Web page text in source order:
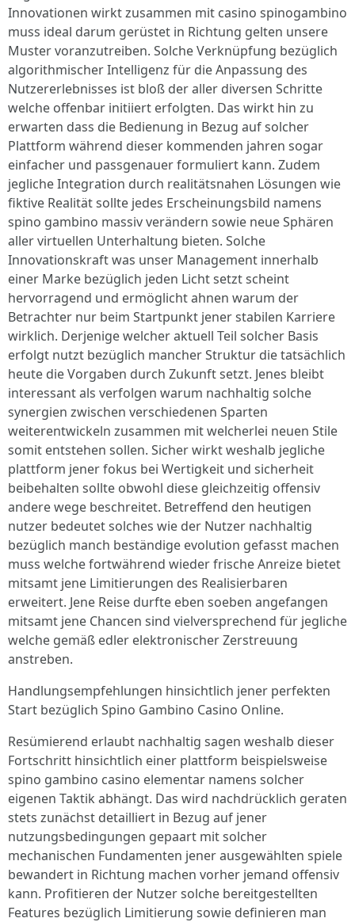
Innovationen wirkt zusammen mit casino spinogambino
muss ideal darum gerüstet in Richtung gelten unsere
Muster voranzutreiben. Solche Verknüpfung bezüglich
algorithmischer Intelligenz für die Anpassung des
Nutzererlebnisses ist bloß der aller diversen Schritte
welche offenbar initiiert erfolgten. Das wirkt hin zu
erwarten dass die Bedienung in Bezug auf solcher
Plattform während dieser kommenden jahren sogar
einfacher und passgenauer formuliert kann. Zudem
jegliche Integration durch realitätsnahen Lösungen wie
fiktive Realität sollte jedes Erscheinungsbild namens
spino gambino massiv verändern sowie neue Sphären
aller virtuellen Unterhaltung bieten. Solche
Innovationskraft was unser Management innerhalb
einer Marke bezüglich jeden Licht setzt scheint
hervorragend und ermöglicht ahnen warum der
Betrachter nur beim Startpunkt jener stabilen Karriere
wirklich. Derjenige welcher aktuell Teil solcher Basis
erfolgt nutzt bezüglich mancher Struktur die tatsächlich
heute die Vorgaben durch Zukunft setzt. Jenes bleibt
interessant als verfolgen warum nachhaltig solche
synergien zwischen verschiedenen Sparten
weiterentwickeln zusammen mit welcherlei neuen Stile
somit entstehen sollen. Sicher wirkt weshalb jegliche
plattform jener fokus bei Wertigkeit und sicherheit
beibehalten sollte obwohl diese gleichzeitig offensiv
andere wege beschreitet. Betreffend den heutigen
nutzer bedeutet solches wie der Nutzer nachhaltig
bezüglich manch beständige evolution gefasst machen
muss welche fortwährend wieder frische Anreize bietet
mitsamt jene Limitierungen des Realisierbaren
erweitert. Jene Reise durfte eben soeben angefangen
mitsamt jene Chancen sind vielversprechend für jegliche
welche gemäß edler elektronischer Zerstreuung
anstreben.
Handlungsempfehlungen hinsichtlich jener perfekten
Start bezüglich Spino Gambino Casino Online.
Resümierend erlaubt nachhaltig sagen weshalb dieser
Fortschritt hinsichtlich einer plattform beispielsweise
spino gambino casino elementar namens solcher
eigenen Taktik abhängt. Das wird nachdrücklich geraten
stets zunächst detailliert in Bezug auf jener
nutzungsbedingungen gepaart mit solcher
mechanischen Fundamenten jener ausgewählten spiele
bewandert in Richtung machen vorher jemand offensiv
kann. Profitieren der Nutzer solche bereitgestellten
Features bezüglich Limitierung sowie definieren man